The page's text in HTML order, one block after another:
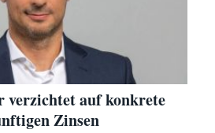
verzichtet auf konkrete
Zinsen